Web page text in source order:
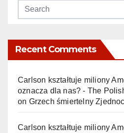
Recent Comments
Carlson kształtuje miliony
oznacza dla nas? - The
on Grzech śmiertelny
Carlson kształtuje miliony